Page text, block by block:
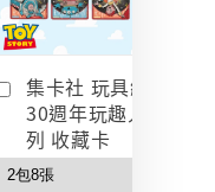
集卡社 玩具總動員
30週年玩趣人生系
列 收藏卡